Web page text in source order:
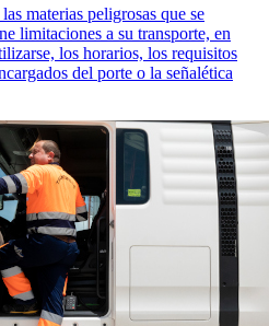
materias peligrosas que se
limitaciones a su transporte, en
los horarios, los requisitos
del porte o la señalética